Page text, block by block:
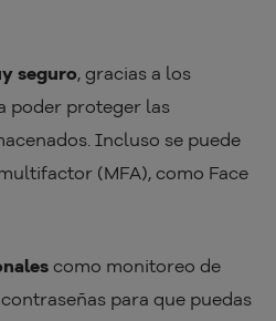
seguro, gracias a los
poder proteger las
Incluso se puede
(MFA), como Face
como monitoreo de
para que puedas